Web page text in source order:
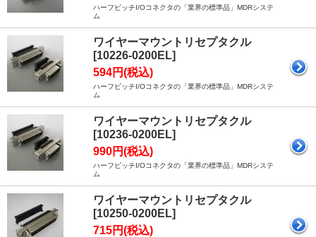
ハーフピッチI/Oコネクタの「業界の標準品」MDRシステ
ム
ワイヤーマウントリセプタクル
[10226-0200EL]
594円(税込)
ハーフピッチI/Oコネクタの「業界の標準品」MDRシステ
ム
ワイヤーマウントリセプタクル
[10236-0200EL]
990円(税込)
ハーフピッチI/Oコネクタの「業界の標準品」MDRシステ
ム
ワイヤーマウントリセプタクル
[10250-0200EL]
715円(税込)